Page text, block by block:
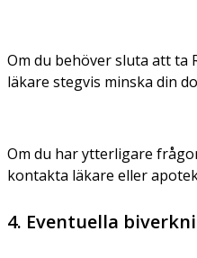
Om du behöver sluta att ta
läkare stegvis minska din
Om du har ytterligare
kontakta läkare eller
4. Eventuella